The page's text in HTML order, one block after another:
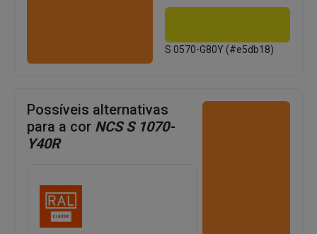
S 0570-G80Y (#e5db18)
Possíveis alternativas
para a cor NCS S 1070-
Y40R